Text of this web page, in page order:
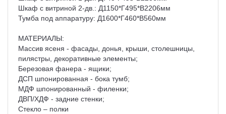
Шкаф с витриной 2-дв.: Д1150*Г495*В2206мм
Тумба под аппаратуру: Д1600*Г460*В560мм
МАТЕРИАЛЫ:
Массив ясеня - фасады, донья, крыши, столешницы,
пилястры, декоративные элементы;
Березовая фанера - ящики;
ДСП шпонированная - бока тумб;
МДФ шпонированный - филенки;
ДВП/ХДФ - задние стенки;
Стекло – полки